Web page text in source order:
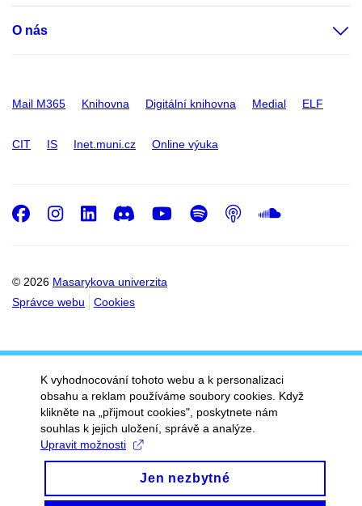
O nás
Mail M365 Knihovna Digitální knihovna Medial ELF
CIT IS Inet.muni.cz Online výuka
© 2026 Masarykova univerzita
Správce webu
Cookies
Facebook
Instagram
LinkedIn
DiscordYoutube
Spotify
Podcast
K vyhodnocování tohoto webu a k personalizaci
obsahu a reklam používáme soubory cookies. Když
klikněte na „přijmout cookies", poskytnete nám
souhlas k jejich uložení, správě a analýze.
Upravit možnosti
Jen nezbytné